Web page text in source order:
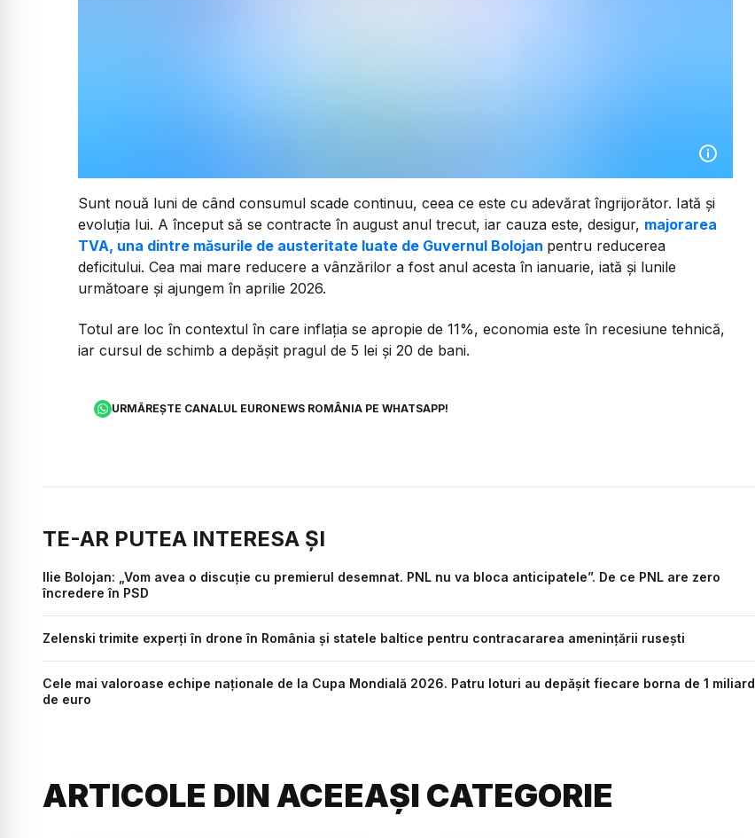
Sunt nouă luni de când consumul scade continuu, ceea ce este cu adevărat îngrijorător. Iată și
evoluția lui. A început să se contracte în august anul trecut, iar cauza este, desigur, majorarea
TVA, una dintre măsurile de austeritate luate de Guvernul Bolojan pentru reducerea
deficitului. Cea mai mare reducere a vânzărilor a fost anul acesta în ianuarie, iată și lunile
următoare și ajungem în aprilie 2026.
Totul are loc în contextul în care inflația se apropie de 11%, economia este în recesiune tehnică,
iar cursul de schimb a depășit pragul de 5 lei și 20 de bani.
URMĂREȘTE CANALUL EURONEWS ROMÂNIA PE WHATSAPP!
TE-AR PUTEA INTERESA ȘI
Ilie Bolojan: „Vom avea o discuție cu premierul desemnat. PNL nu va bloca anticipatele”. De ce PNL are zero
încredere în PSD
Zelenski trimite experți în drone în România și statele baltice pentru contracararea amenințării rusești
Cele mai valoroase echipe naționale de la Cupa Mondială 2026. Patru loturi au depășit fiecare borna de 1 miliard
de euro
ARTICOLE DIN ACEEAȘI CATEGORIE